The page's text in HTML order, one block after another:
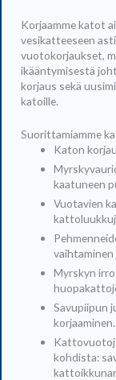
Korjaamme katot
vesikatteeseen
vuotokorjaukset,
ikääntymisestä
korjaus sekä
katoille.
Suorittamiamme
Katon
kaatuneen
Vuotavien
Myrskyn
Savupiipun
korjaaminen.
kohdista: